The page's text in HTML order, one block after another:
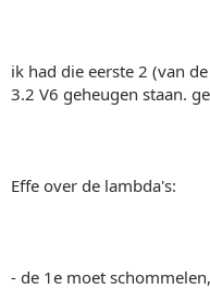
ik had die eerste 2 (van
3.2 V6 geheugen staan.
Effe over de lambda's:
- de 1e moet schommelen,